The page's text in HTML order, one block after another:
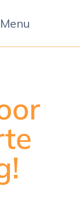
Menu